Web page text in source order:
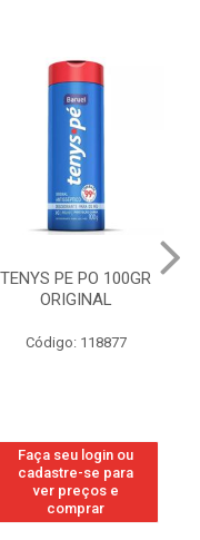
PE PO 100GR
ORIGINAL
118877
seu login ou
se para
ver preços e
comprar